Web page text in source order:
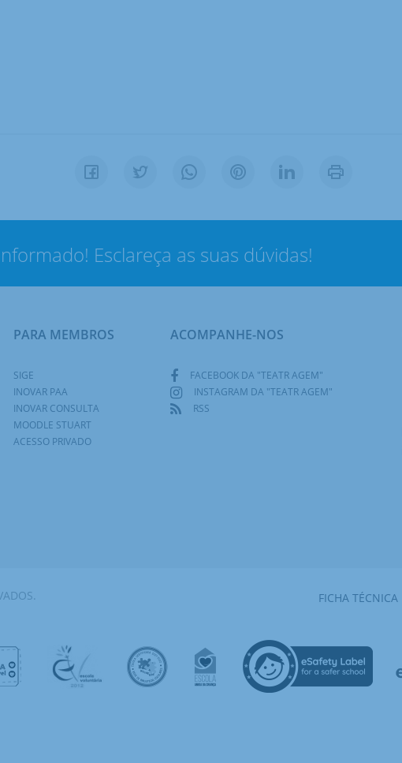
Esclareça as suas dúvidas!
PARA MEMBROS
SIGE
INOVAR PAA
INOVAR CONSULTA
MOODLE STUART
ACESSO PRIVADO
ACOMPANHE-NOS
FACEBOOK DA "TEATR AGEM"
INSTAGRAM DA "TEATR AGEM"
RSS
FICHA TÉCNICA